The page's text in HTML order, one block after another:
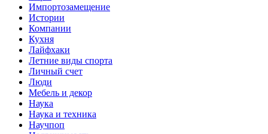
Импортозамещение
Истории
Компании
Кухня
Лайфхаки
Летние виды спорта
Личный счет
Люди
Мебель и декор
Наука
Наука и техника
Научпоп